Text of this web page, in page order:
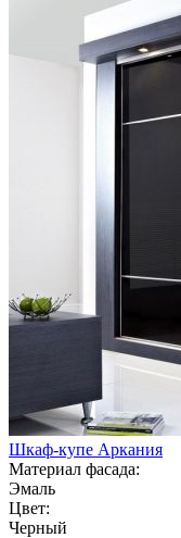
Шкаф-купе Аркания
Материал фасада:
Эмаль
Цвет:
Черный